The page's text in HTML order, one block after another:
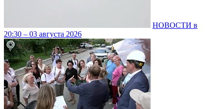
НОВОСТИ в
20:30 – 03 августа 2026